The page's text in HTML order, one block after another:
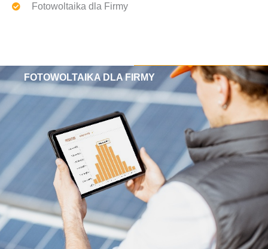
Fotowoltaika dla Firmy
FOTOWOLTAIKA DLA FIRMY